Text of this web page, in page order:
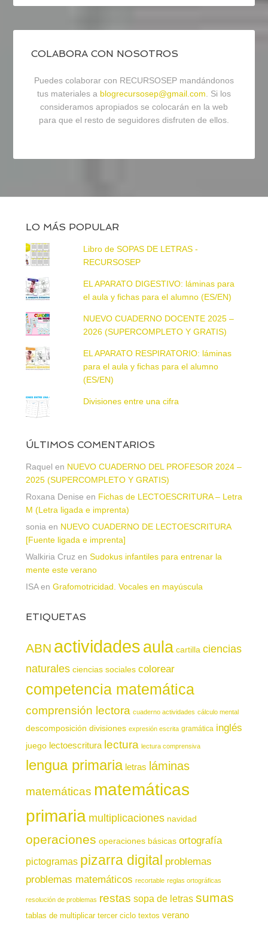
COLABORA CON NOSOTROS
Puedes colaborar con RECURSOSEP mandándonos
tus materiales a blogrecursosep@gmail.com. Si los
consideramos apropiados se colocarán en la web
para que el resto de seguidores disfruten de ellos.
LO MÁS POPULAR
Libro de SOPAS DE LETRAS -
RECURSOSEP
EL APARATO DIGESTIVO: láminas para
el aula y fichas para el alumno (ES/EN)
NUEVO CUADERNO DOCENTE 2025 –
2026 (SUPERCOMPLETO Y GRATIS)
EL APARATO RESPIRATORIO: láminas
para el aula y fichas para el alumno
(ES/EN)
Divisiones entre una cifra
ÚLTIMOS COMENTARIOS
Raquel en NUEVO CUADERNO DEL PROFESOR 2024 –
2025 (SUPERCOMPLETO Y GRATIS)
Roxana Denise en Fichas de LECTOESCRITURA – Letra
M (Letra ligada e imprenta)
sonia en NUEVO CUADERNO DE LECTOESCRITURA
[Fuente ligada e imprenta]
Walkiria Cruz en Sudokus infantiles para entrenar la
mente este verano
ISAen Grafomotricidad. Vocales en mayúscula
ETIQUETAS
ABN actividadesaula cartilla ciencias
naturales ciencias sociales colorear
competencia matemática
comprensión lectora cuaderno actividades cálculo mental
descomposición divisiones expresión escrita gramática inglés
juego lectoescritura lectura lectura comprensiva
lengua primaria letras láminas
matemáticas matemáticas
primaria multiplicaciones navidad
operaciones operaciones básicas ortografía
pictogramas pizarra digital problemas
problemas matemáticos recortable reglas ortográficas
resolución de problemas restas sopa de letras sumas
tablas de multiplicar tercer ciclo textos verano